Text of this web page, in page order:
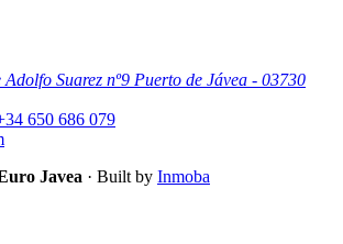
Suarez nº9 Puerto de Jávea - 03730
650 686 079
Javea · Built by Inmoba